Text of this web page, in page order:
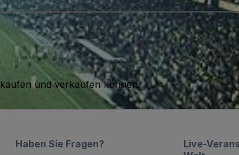
und verkaufen können.
Live-
Haben Sie Fragen?